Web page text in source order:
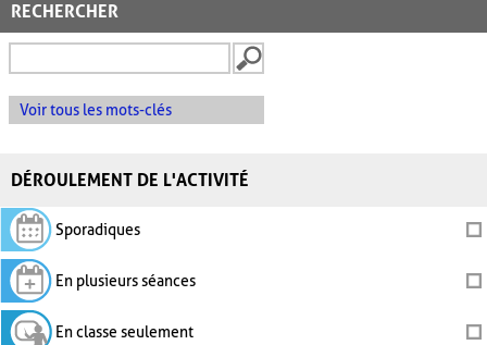
RECHERCHER
Voir tous les mots-clés
DÉROULEMENT DE L'ACTIVITÉ
Sporadiques
En plusieurs séances
En classe seulement